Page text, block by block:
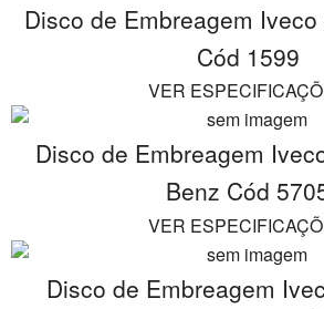
Disco de Embreagem
Cód 1599
VER
Disco de Embreagem
Benz Cód
VER
Disco de Embreagem